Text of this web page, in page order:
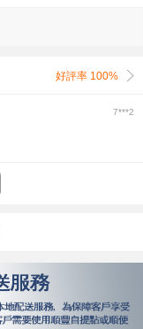
好評率 100%
7***2